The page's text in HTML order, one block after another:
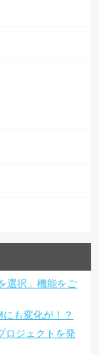
選択」機能をご
も変化が！？
ロジェクトを発